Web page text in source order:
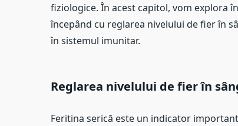
fiziologice. În acest capitol, vom explora
începând cu reglarea nivelului de fier în
în sistemul imunitar.
Reglarea nivelului de fier în
Feritina serică este un indicator